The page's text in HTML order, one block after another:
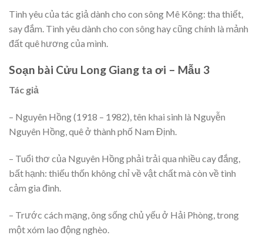
Tình yêu của tác giả dành cho con sông Mê Kông: tha thiết,
say đắm. Tình yêu dành cho con sông hay cũng chính là mảnh
đất quê hương của mình.
Soạn bài Cửu Long Giang ta ơi – Mẫu 3
Tác giả
– Nguyên Hồng (1918 – 1982), tên khai sinh là Nguyễn
Nguyên Hồng, quê ở thành phố Nam Định.
– Tuổi thơ của Nguyên Hồng phải trải qua nhiều cay đắng,
bất hạnh: thiếu thốn không chỉ về vật chất mà còn về tình
cảm gia đình.
– Trước cách mạng, ông sống chủ yếu ở Hải Phòng, trong
một xóm lao động nghèo.